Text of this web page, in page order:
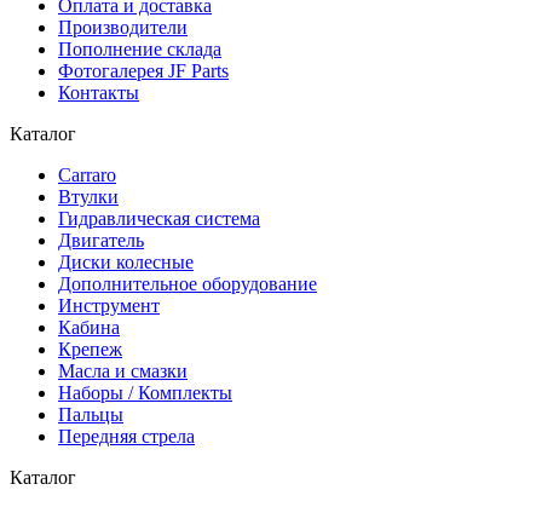
Оплата и доставка
Производители
Пополнение склада
Фотогалерея JF Parts
Контакты
Каталог
Carraro
Втулки
Гидравлическая система
Двигатель
Диски колесные
Дополнительное оборудование
Инструмент
Кабина
Крепеж
Масла и смазки
Наборы / Комплекты
Пальцы
Передняя стрела
Каталог